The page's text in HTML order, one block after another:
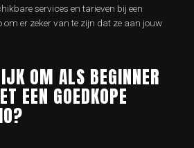
services en tarieven bij een
er zeker van te zijn dat ze aan jouw
OM ALS BEGINNER
EEN GOEDKOPE